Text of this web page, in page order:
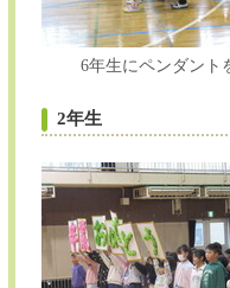
6年生にペンダント
2年生